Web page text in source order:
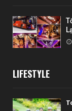
LIFESTYLE